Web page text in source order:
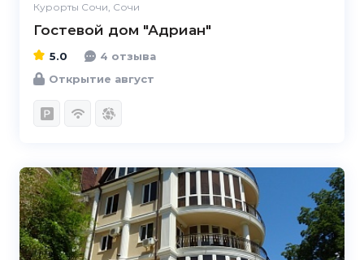
Курорты Сочи, Сочи
Гостевой дом "Адриан"
5.0
4 отзыва
Открытие август
4.8